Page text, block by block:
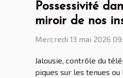
Possessivité
miroir de nos
ou héritage
Mercredi 13 mai 2026
Jalousie, contrôle du
piques sur les tenues